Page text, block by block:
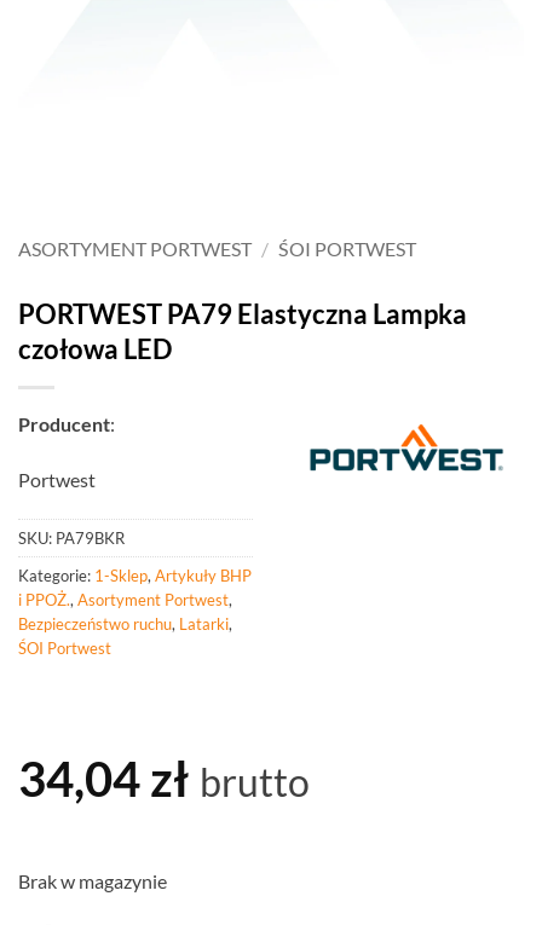
ASORTYMENT PORTWEST / ŚOI PORTWEST
PORTWEST PA79 Elastyczna Lampka
czołowa LED
Producent:
Portwest
SKU: PA79BKR
Kategorie: 1-Sklep,Artykuły BHP
i PPOŻ.,Asortyment Portwest,
Bezpieczeństwo ruchu, Latarki,
ŚOI Portwest
34,04zł brutto
Brak w magazynie